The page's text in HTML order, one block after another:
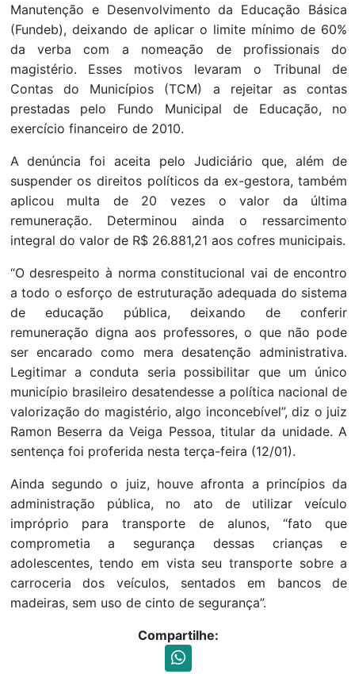
Manutenção e Desenvolvimento da Educação Básica
(Fundeb), deixando de aplicar o limite mínimo de 60%
da verba com a nomeação de profissionais do
magistério. Esses motivos levaram o Tribunal de
Contas do Municípios (TCM) a rejeitar as contas
prestadas pelo Fundo Municipal de Educação, no
exercício financeiro de 2010.
A denúncia foi aceita pelo Judiciário que, além de
suspender os direitos políticos da ex-gestora, também
aplicou multa de 20 vezes o valor da última
remuneração. Determinou ainda o ressarcimento
integral do valor de R$ 26.881,21 aos cofres municipais.
“O desrespeito à norma constitucional vai de encontro
a todo o esforço de estruturação adequada do sistema
de educação pública, deixando de conferir
remuneração digna aos professores, o que não pode
ser encarado como mera desatenção administrativa.
Legitimar a conduta seria possibilitar que um único
município brasileiro desatendesse a política nacional de
valorização do magistério, algo inconcebível”, diz o juiz
Ramon Beserra da Veiga Pessoa, titular da unidade. A
sentença foi proferida nesta terça-feira (12/01).
Ainda segundo o juiz, houve afronta a princípios da
administração pública, no ato de utilizar veículo
impróprio para transporte de alunos, “fato que
comprometia a segurança dessas crianças e
adolescentes, tendo em vista seu transporte sobre a
carroceria dos veículos, sentados em bancos de
madeiras, sem uso de cinto de segurança”.
Compartilhe: